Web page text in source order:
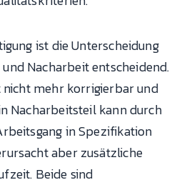
ist die Unterscheidung
Nacharbeit entscheidend.
nicht mehr korrigierbar und
Nacharbeitsteil kann durch
in Spezifikation
aber zusätzliche
Beide sind